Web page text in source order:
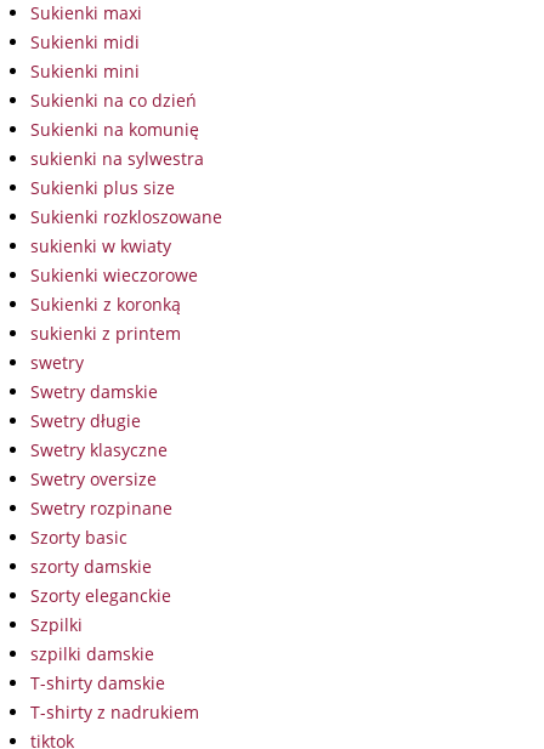
Sukienki maxi
Sukienki midi
Sukienki mini
Sukienki na co dzień
Sukienki na komunię
sukienki na sylwestra
Sukienki plus size
Sukienki rozkloszowane
sukienki w kwiaty
Sukienki wieczorowe
Sukienki z koronką
sukienki z printem
swetry
Swetry damskie
Swetry długie
Swetry klasyczne
Swetry oversize
Swetry rozpinane
Szorty basic
szorty damskie
Szorty eleganckie
Szpilki
szpilki damskie
T-shirty damskie
T-shirty z nadrukiem
tiktok